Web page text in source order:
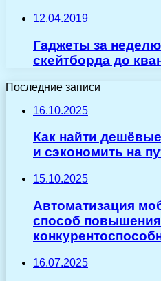
12.04.2019
Гаджеты за
скейтборда до
Последние записи
16.10.2025
Как найти
и сэкономить на
15.10.2025
Автоматизация
способ
16.07.2025